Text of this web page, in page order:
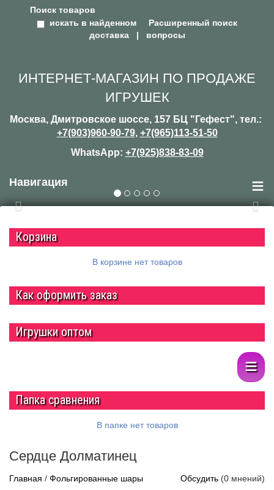
Поиск товаров
искать в найденном
Расширенный поиск
доставка| вопросы
ИНТЕРНЕТ-МАГАЗИН ПО ПРОДАЖЕ
ИГРУШЕК
Москва, Дмитровское шоссе, 157 БЦ "Гефест", тел.:
+7(903)960-90-79, +7(965)113-51-50
WhatsApp: +7(925)838-83-09
Навигация ≡
Previous
Корзина
В корзине нет товаров
Как оформить заказ
Игрушки оптом
≡
Папка сравнения
В папке нет товаров
Сердце Долматинец 18"/46 см
http://parkservis.ru/product_870.html
USD In stock New
Сердце Долматинец
Обсудить (0 мнений)
Главная / Фольгированные шары